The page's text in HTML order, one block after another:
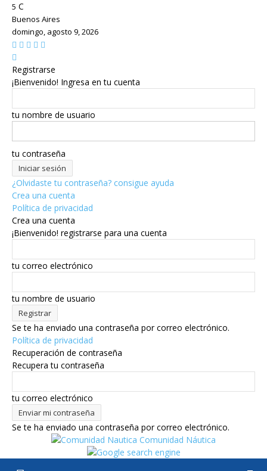
5 C
Buenos Aires
domingo, agosto 9, 2026
Registrarse
¡Bienvenido! Ingresa en tu cuenta
tu nombre de usuario
tu contraseña
¿Olvidaste tu contraseña? consigue ayuda
Crea una cuenta
Política de privacidad
Crea una cuenta
¡Bienvenido! registrarse para una cuenta
tu correo electrónico
tu nombre de usuario
Se te ha enviado una contraseña por correo electrónico.
Política de privacidad
Recuperación de contraseña
Recupera tu contraseña
tu correo electrónico
Se te ha enviado una contraseña por correo electrónico.
Comunidad Náutica